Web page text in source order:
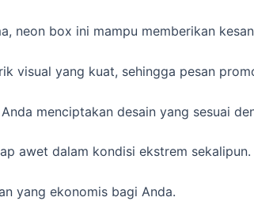
neon box ini mampu memberikan
visual yang kuat, sehingga pesan
menciptakan desain yang sesuai
awet dalam kondisi ekstrem sekalipun.
yang ekonomis bagi Anda.